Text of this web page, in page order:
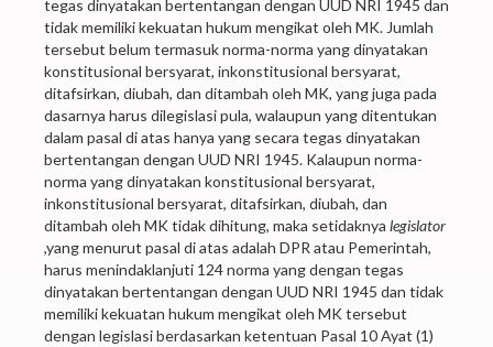
tegas dinyatakan bertentangan dengan UUD NRI 1945 dan
tidak memiliki kekuatan hukum mengikat oleh MK. Jumlah
tersebut belum termasuk norma-norma yang dinyatakan
konstitusional bersyarat, inkonstitusional bersyarat,
ditafsirkan, diubah, dan ditambah oleh MK, yang juga pada
dasarnya harus dilegislasi pula, walaupun yang ditentukan
dalam pasal di atas hanya yang secara tegas dinyatakan
bertentangan dengan UUD NRI 1945. Kalaupun norma-
norma yang dinyatakan konstitusional bersyarat,
inkonstitusional bersyarat, ditafsirkan, diubah, dan
ditambah oleh MK tidak dihitung, maka setidaknya legislator
,yang menurut pasal di atas adalah DPR atau Pemerintah,
harus menindaklanjuti 124 norma yang dengan tegas
dinyatakan bertentangan dengan UUD NRI 1945 dan tidak
memiliki kekuatan hukum mengikat oleh MK tersebut
dengan legislasi berdasarkan ketentuan Pasal 10 Ayat (1)